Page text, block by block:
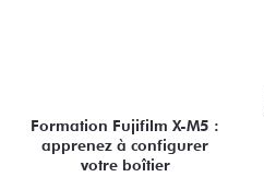
Formation Fujifilm X-M5 :
apprenez à configurer
votre boîtier